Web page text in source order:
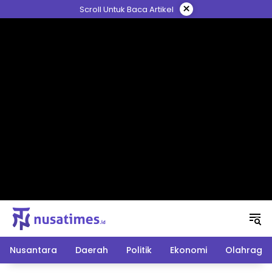
ke
Scroll Untuk Baca Artikel ×
Nusantara Daerah Politik Ekonomi Olahraga